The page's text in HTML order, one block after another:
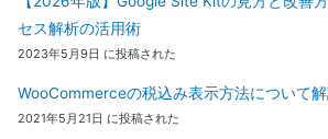
セス解析の活用術
2023年5月9日 に投稿された
WooCommerceの税込み表示方法について解
2021年5月21日 に投稿された